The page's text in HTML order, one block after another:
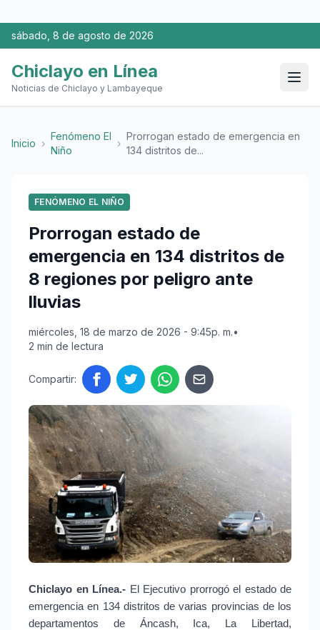
sábado, 8 de agosto de 2026
Chiclayo en Línea
Noticias de Chiclayo y Lambayeque
Inicio ›
Fenómeno El
Niño
›
Prorrogan estado de emergencia en
134 distritos de...
FENÓMENO EL NIÑO
Prorrogan estado de
emergencia en 134 distritos de
8 regiones por peligro ante
lluvias
miércoles, 18 de marzo de 2026 - 9:45p. m.•
2 min de lectura
Compartir:
Chiclayo en Línea.- El Ejecutivo prorrogó el estado de
emergencia en 134 distritos de varias provincias de los
departamentos de Áncash, Ica, La Libertad,